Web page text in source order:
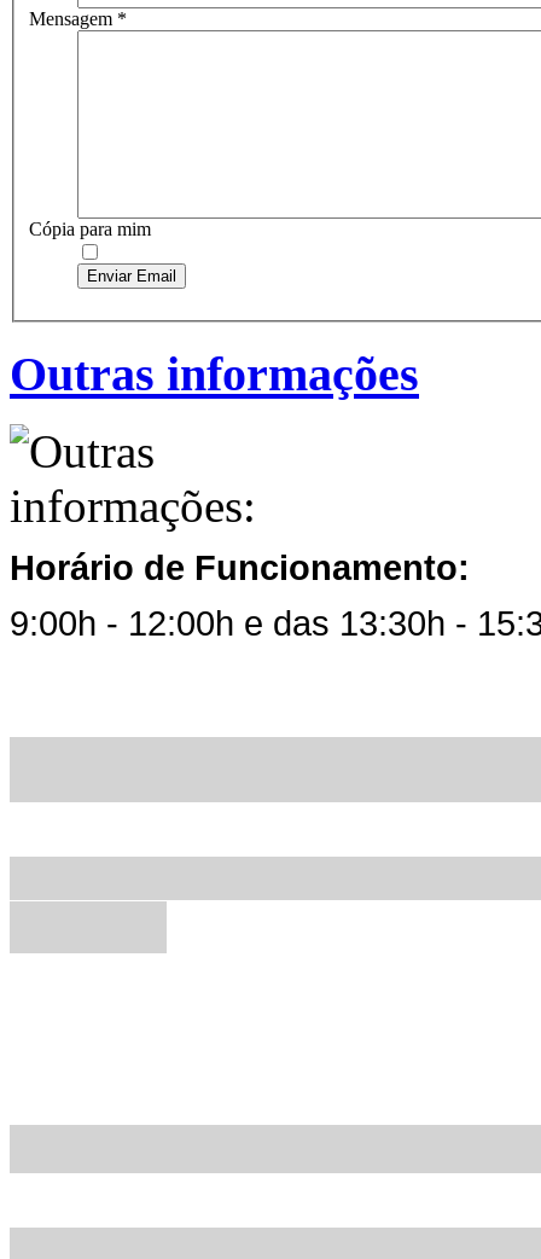
Mensagem *
Cópia para mim
Enviar Email
Outras informações
Horário de Funcionamento:
9:00h - 12:00h e das 13:30h -